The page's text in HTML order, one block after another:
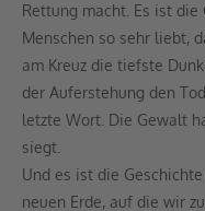
Rettung macht. Es ist
Menschen so sehr liebt,
am Kreuz die tiefste
der Auferstehung den
letzte Wort. Die Gewalt
siegt.
Und es ist die
neuen Erde, auf die wir